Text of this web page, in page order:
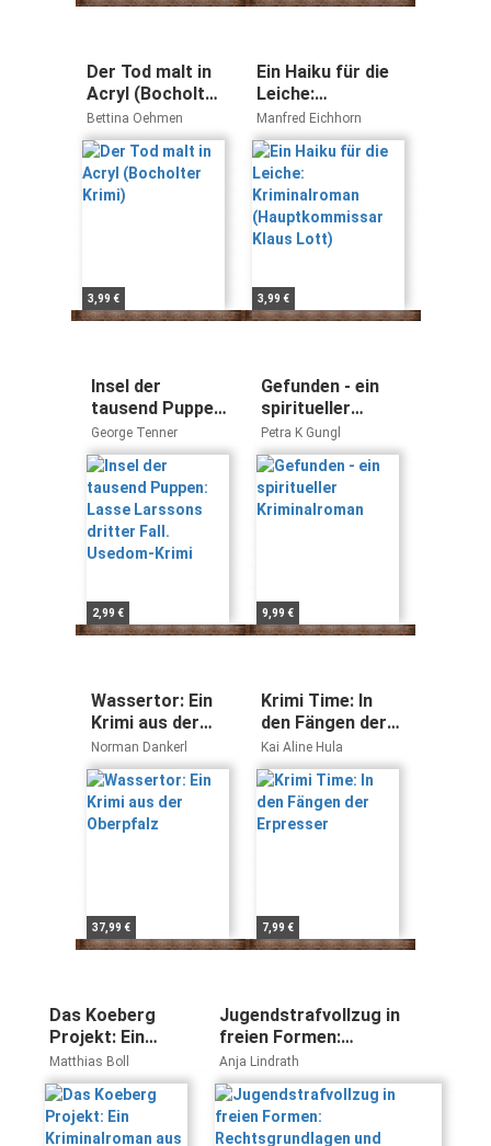
Der Tod malt in
Acryl (Bocholter
Krimi)
Bettina Oehmen
3,99 €
Ein Haiku für die
Leiche:
Kriminalroman
(Hauptkommissar
Klaus Lott)
Manfred Eichhorn
3,99 €
Insel der
tausend Puppen:
Lasse Larssons
dritter Fall.
Usedom-Krimi
George Tenner
2,99 €
Gefunden - ein
spiritueller
Kriminalroman
Petra K Gungl
9,99 €
Wassertor: Ein
Krimi aus der
Oberpfalz
Norman Dankerl
37,99 €
Krimi Time: In
den Fängen der
Erpresser
Kai Aline Hula
7,99 €
Das Koeberg
Projekt: Ein
Kriminalroman
aus Südafrika
(Kriminalromane
aus Südafrika)
Matthias Boll
Jugendstrafvollzug in
freien Formen:
Rechtsgrundlagen und
Erziehungsstandards
(Kriminalwissenschaftliche
Schriften)
Anja Lindrath